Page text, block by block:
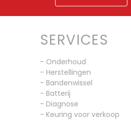
SERVICES
- Onderhoud
- Herstellingen
- Bandenwissel
- Batterij
- Diagnose
- Keuring voor verkoop